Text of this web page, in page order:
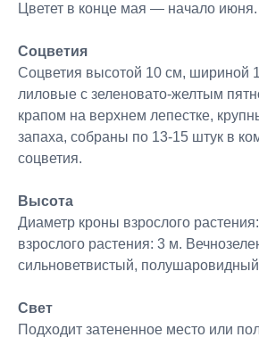
Цветет в конце мая — начало июня.
Соцветия
Соцветия высотой 10 см, шириной
лиловые с зеленовато-желтым
крапом на верхнем лепестке,
запаха, собраны по 13-15 штук в
соцветия.
Высота
Диаметр кроны взрослого
взрослого растения: 3 м.
сильноветвистый, полушаровидный
Свет
Подходит затененное место или